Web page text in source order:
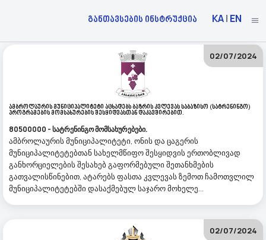
განთავსების ინსტრუქცია KA| EN
Ამბროლაურის Მუნიციპალიტეტი Აცხადებს Ბაზრის Კვლევას Საბაზისო (სატრენინგო)
Პროგრამების Მომსახურების Შესყიდვასთან Დაკავშირებით.
80500000 - სატრენინგო მომსახურებები.
02/07/2024
ამბროლაურის მუნიციპალიტეტი, ონის და ცაგერის
მუნიციპალიტეტებთან სახელმწიფო შესყიდვის ერთობლივად
განხორციელების შესახებ გაფორმებული შეთანხმების
გათვალისწინებით, ატარებს ფასთა კვლევას ზემოთ ჩამოთვლილ
მუნიციპალიტეტებში დასაქმებულ საჯარო მოხელე...
02/07/2024